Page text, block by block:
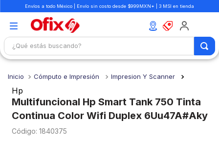
Envíos a todo México | Envío sin costo desde $999MXN* | 3 MSI en tienda
¿Qué estás buscando?
Cómputo e Impresión Impresion Y Scanner
Hp
Multifuncional Hp Smart Tank 750 Tinta
Continua Color Wifi Duplex 6Uu47A#Aky
: 1840375
1.
mochilas
2 .
libretas
3.
cuaderno
4.
cuadernos